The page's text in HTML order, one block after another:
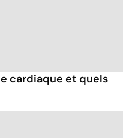
cardiaque et quels